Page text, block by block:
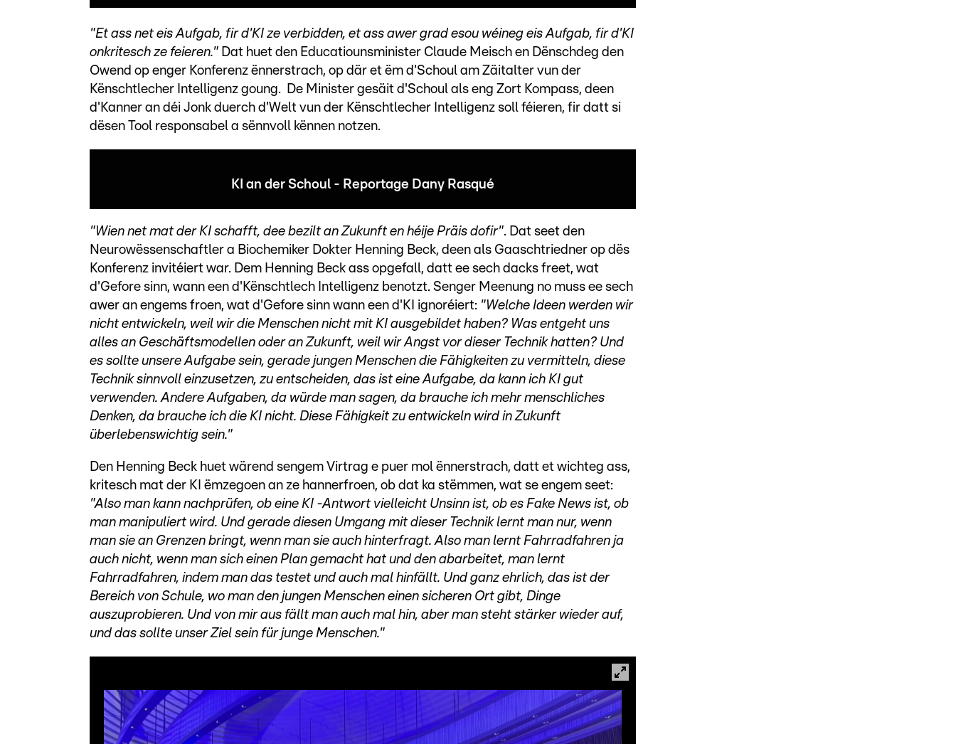
"Et ass net eis Aufgab, fir d'KI ze verbidden, et ass awer grad esou wéineg eis Aufgab, fir d'KI
onkritesch ze feieren." Dat huet den Educatiounsminister Claude Meisch en Dënschdeg den
Owend op enger Konferenz ënnerstrach, op där et ëm d'Schoul am Zäitalter vun der
Kënschtlecher Intelligenz goung. De Minister gesäit d'Schoul als eng Zort Kompass, deen
d'Kanner an déi Jonk duerch d'Welt vun der Kënschtlecher Intelligenz soll féieren, fir datt si
dësen Tool responsabel a sënnvoll kënnen notzen.
KI an der Schoul - Reportage Dany Rasqué
"Wien net mat der KI schafft, dee bezilt an Zukunft en héije Präis dofir". Dat seet den
Neurowëssenschaftler a Biochemiker Dokter Henning Beck, deen als Gaaschtriedner op dës
Konferenz invitéiert war. Dem Henning Beck ass opgefall, datt ee sech dacks freet, wat
d'Gefore sinn, wann een d'Kënschtlech Intelligenz benotzt. Senger Meenung no muss ee sech
awer an engems froen, wat d'Gefore sinn wann een d'KI ignoréiert: "Welche Ideen werden wir
nicht entwickeln, weil wir die Menschen nicht mit KI ausgebildet haben? Was entgeht uns
alles an Geschäftsmodellen oder an Zukunft, weil wir Angst vor dieser Technik hatten? Und
es sollte unsere Aufgabe sein, gerade jungen Menschen die Fähigkeiten zu vermitteln, diese
Technik sinnvoll einzusetzen, zu entscheiden, das ist eine Aufgabe, da kann ich KI gut
verwenden. Andere Aufgaben, da würde man sagen, da brauche ich mehr menschliches
Denken, da brauche ich die KI nicht. Diese Fähigkeit zu entwickeln wird in Zukunft
überlebenswichtig sein."
Den Henning Beck huet wärend sengem Virtrag e puer mol ënnerstrach, datt et wichteg ass,
kritesch mat der KI ëmzegoen an ze hannerfroen, ob dat ka stëmmen, wat se engem seet:
"Also man kann nachprüfen, ob eine KI -Antwort vielleicht Unsinn ist, ob es Fake News ist, ob
man manipuliert wird. Und gerade diesen Umgang mit dieser Technik lernt man nur, wenn
man sie an Grenzen bringt, wenn man sie auch hinterfragt. Also man lernt Fahrradfahren ja
auch nicht, wenn man sich einen Plan gemacht hat und den abarbeitet, man lernt
Fahrradfahren, indem man das testet und auch mal hinfällt. Und ganz ehrlich, das ist der
Bereich von Schule, wo man den jungen Menschen einen sicheren Ort gibt, Dinge
auszuprobieren. Und von mir aus fällt man auch mal hin, aber man steht stärker wieder auf,
und das sollte unser Ziel sein für junge Menschen."